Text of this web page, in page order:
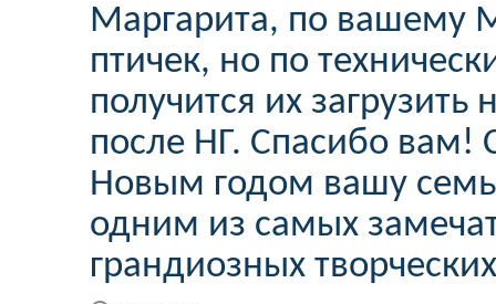
Маргарита, по вашему
птичек, но по
получится их
после НГ. Спасибо
Новым годом вашу
одним из самых
грандиозных